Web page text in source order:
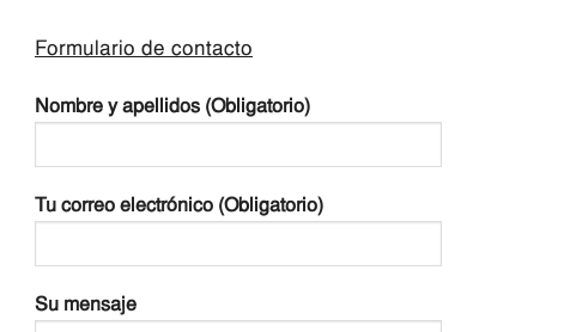
Formulario de contacto
Nombre y apellidos (Obligatorio)
Tu correo electrónico (Obligatorio)
Su mensaje